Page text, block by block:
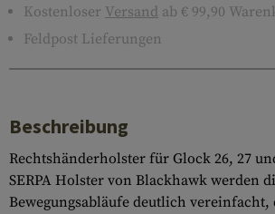
Kostenloser Versand ab € 99,90
Feldpost Lieferungen
Beschreibung
Rechtshänderholster für Glock 26, 27
SERPA Holster von Blackhawk werden
Bewegungsabläufe deutlich vereinfacht,